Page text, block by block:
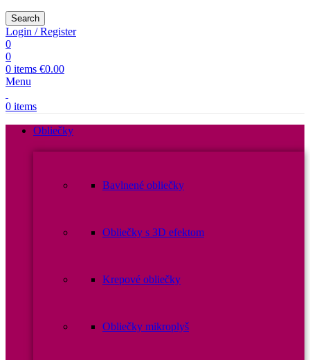
Search
Login / Register
0
0
0 items €0.00
Menu
0 items
Obliečky
Bavlnené obliečky
Obliečky s 3D efektom
Krepové obliečky
Obliečky mikroplyš